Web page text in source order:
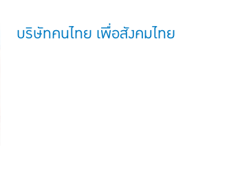
บริษัทคนไทย เพื่อสังคมไทย